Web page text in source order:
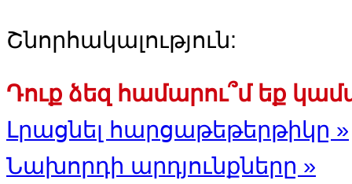
Շնորհակալություն:
Դուք ձեզ համարու՞մ եք
Լրացնել հարցաթեթերթիկը »
Նախորդի արդյունքները »